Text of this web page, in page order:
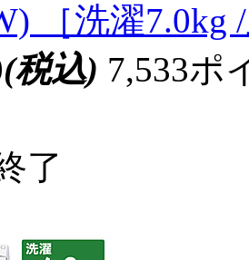
［洗濯7.0kg
(税込) 7,533ポ
了